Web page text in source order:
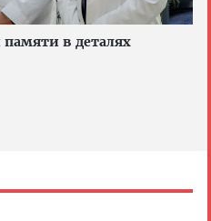
памяти в деталях